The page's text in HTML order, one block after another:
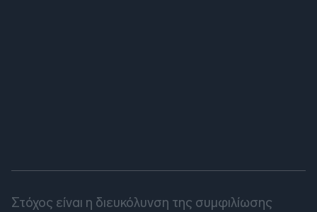
Στόχος είναι η διευκόλυνση της συμφιλίωσης